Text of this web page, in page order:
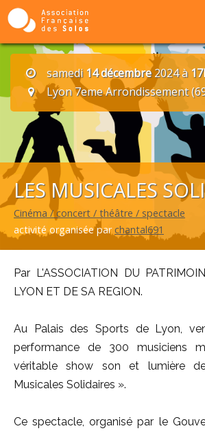
samedi 14 décembre2024 à
Lyon 7eme Arrondissement
LES MUSICALES
Cinéma / concert / théâtre / spectacle
activité organisée parchantal691
Par L'ASSOCIATION DU
LYON ET DE SA REGION.
Au Palais des Sports de Lyon,
performance de 300 musiciens
véritable show son et lumière
Musicales Solidaires ».
Ce spectacle, organisé par le